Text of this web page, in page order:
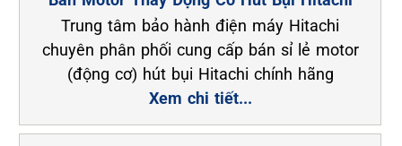
Trung tâm bảo hành điện máy Hitachi
chuyên phân phối cung cấp bán sỉ lẻ motor
(động cơ) hút bụi Hitachi chính hãng
Xem chi tiết...